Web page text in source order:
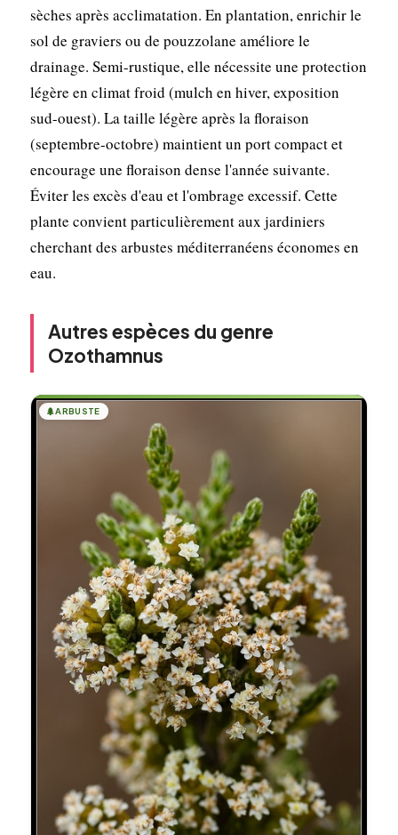
sèches après acclimatation. En plantation, enrichir le
sol de graviers ou de pouzzolane améliore le
drainage. Semi-rustique, elle nécessite une protection
légère en climat froid (mulch en hiver, exposition
sud-ouest). La taille légère après la floraison
(septembre-octobre) maintient un port compact et
encourage une floraison dense l'année suivante.
Éviter les excès d'eau et l'ombrage excessif. Cette
plante convient particulièrement aux jardiniers
cherchant des arbustes méditerranéens économes en
eau.
Autres espèces du genre
Ozothamnus
🌲ARBUSTE